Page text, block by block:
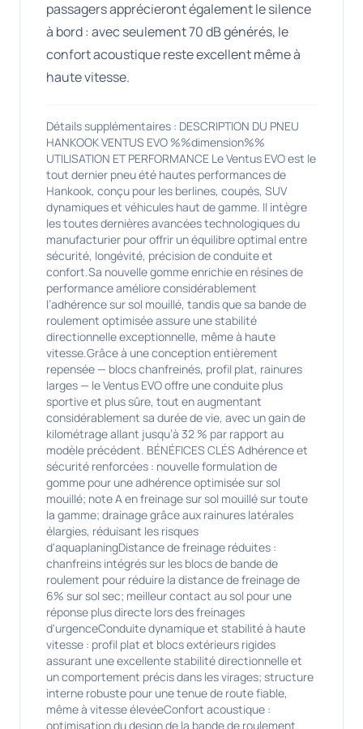
passagers apprécieront également le silence
à bord : avec seulement 70 dB générés, le
confort acoustique reste excellent même à
haute vitesse.
Détails supplémentaires : DESCRIPTION DU PNEU
HANKOOK VENTUS EVO %%dimension%%
UTILISATION ET PERFORMANCE Le Ventus EVO est le
tout dernier pneu été hautes performances de
Hankook, conçu pour les berlines, coupés, SUV
dynamiques et véhicules haut de gamme. Il intègre
les toutes dernières avancées technologiques du
manufacturier pour offrir un équilibre optimal entre
sécurité, longévité, précision de conduite et
confort.Sa nouvelle gomme enrichie en résines de
performance améliore considérablement
l’adhérence sur sol mouillé, tandis que sa bande de
roulement optimisée assure une stabilité
directionnelle exceptionnelle, même à haute
vitesse.Grâce à une conception entièrement
repensée — blocs chanfreinés, profil plat, rainures
larges — le Ventus EVO offre une conduite plus
sportive et plus sûre, tout en augmentant
considérablement sa durée de vie, avec un gain de
kilométrage allant jusqu’à 32 % par rapport au
modèle précédent. BÉNÉFICES CLÉS Adhérence et
sécurité renforcées : nouvelle formulation de
gomme pour une adhérence optimisée sur sol
mouillé; note A en freinage sur sol mouillé sur toute
la gamme; drainage grâce aux rainures latérales
élargies, réduisant les risques
d'aquaplaningDistance de freinage réduites :
chanfreins intégrés sur les blocs de bande de
roulement pour réduire la distance de freinage de
6% sur sol sec; meilleur contact au sol pour une
réponse plus directe lors des freinages
d'urgenceConduite dynamique et stabilité à haute
vitesse : profil plat et blocs extérieurs rigides
assurant une excellente stabilité directionnelle et
un comportement précis dans les virages; structure
interne robuste pour une tenue de route fiable,
même à vitesse élevéeConfort acoustique :
optimisation du design de la bande de roulement